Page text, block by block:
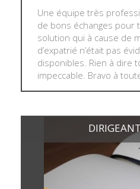
Une équipe très
de bons échanges pour
solution qui à cause de
d’expatrié n’était pas
disponibles. Rien à dire
impeccable. Bravo à